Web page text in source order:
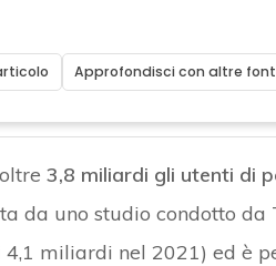
Approfondisci con altre
3,8 miliardi gli utenti di
da uno studio condotto da
4,1 miliardi nel 2021) ed è